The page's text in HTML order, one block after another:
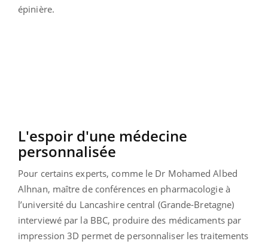
épinière.
L'espoir d'une médecine
personnalisée
Pour certains experts, comme le Dr Mohamed Albed
Alhnan, maître de conférences en pharmacologie à
l’université du Lancashire central (Grande-Bretagne)
interviewé par la BBC, produire des médicaments par
impression 3D permet de personnaliser les traitements